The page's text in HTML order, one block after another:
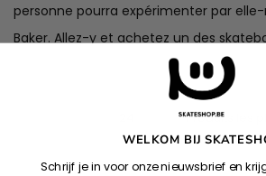
personne pourra expérimenter par
Baker. Allez-y et achetez un des
WELKOM BIJ
Schrijf je in voor onze nieuwsbrief en